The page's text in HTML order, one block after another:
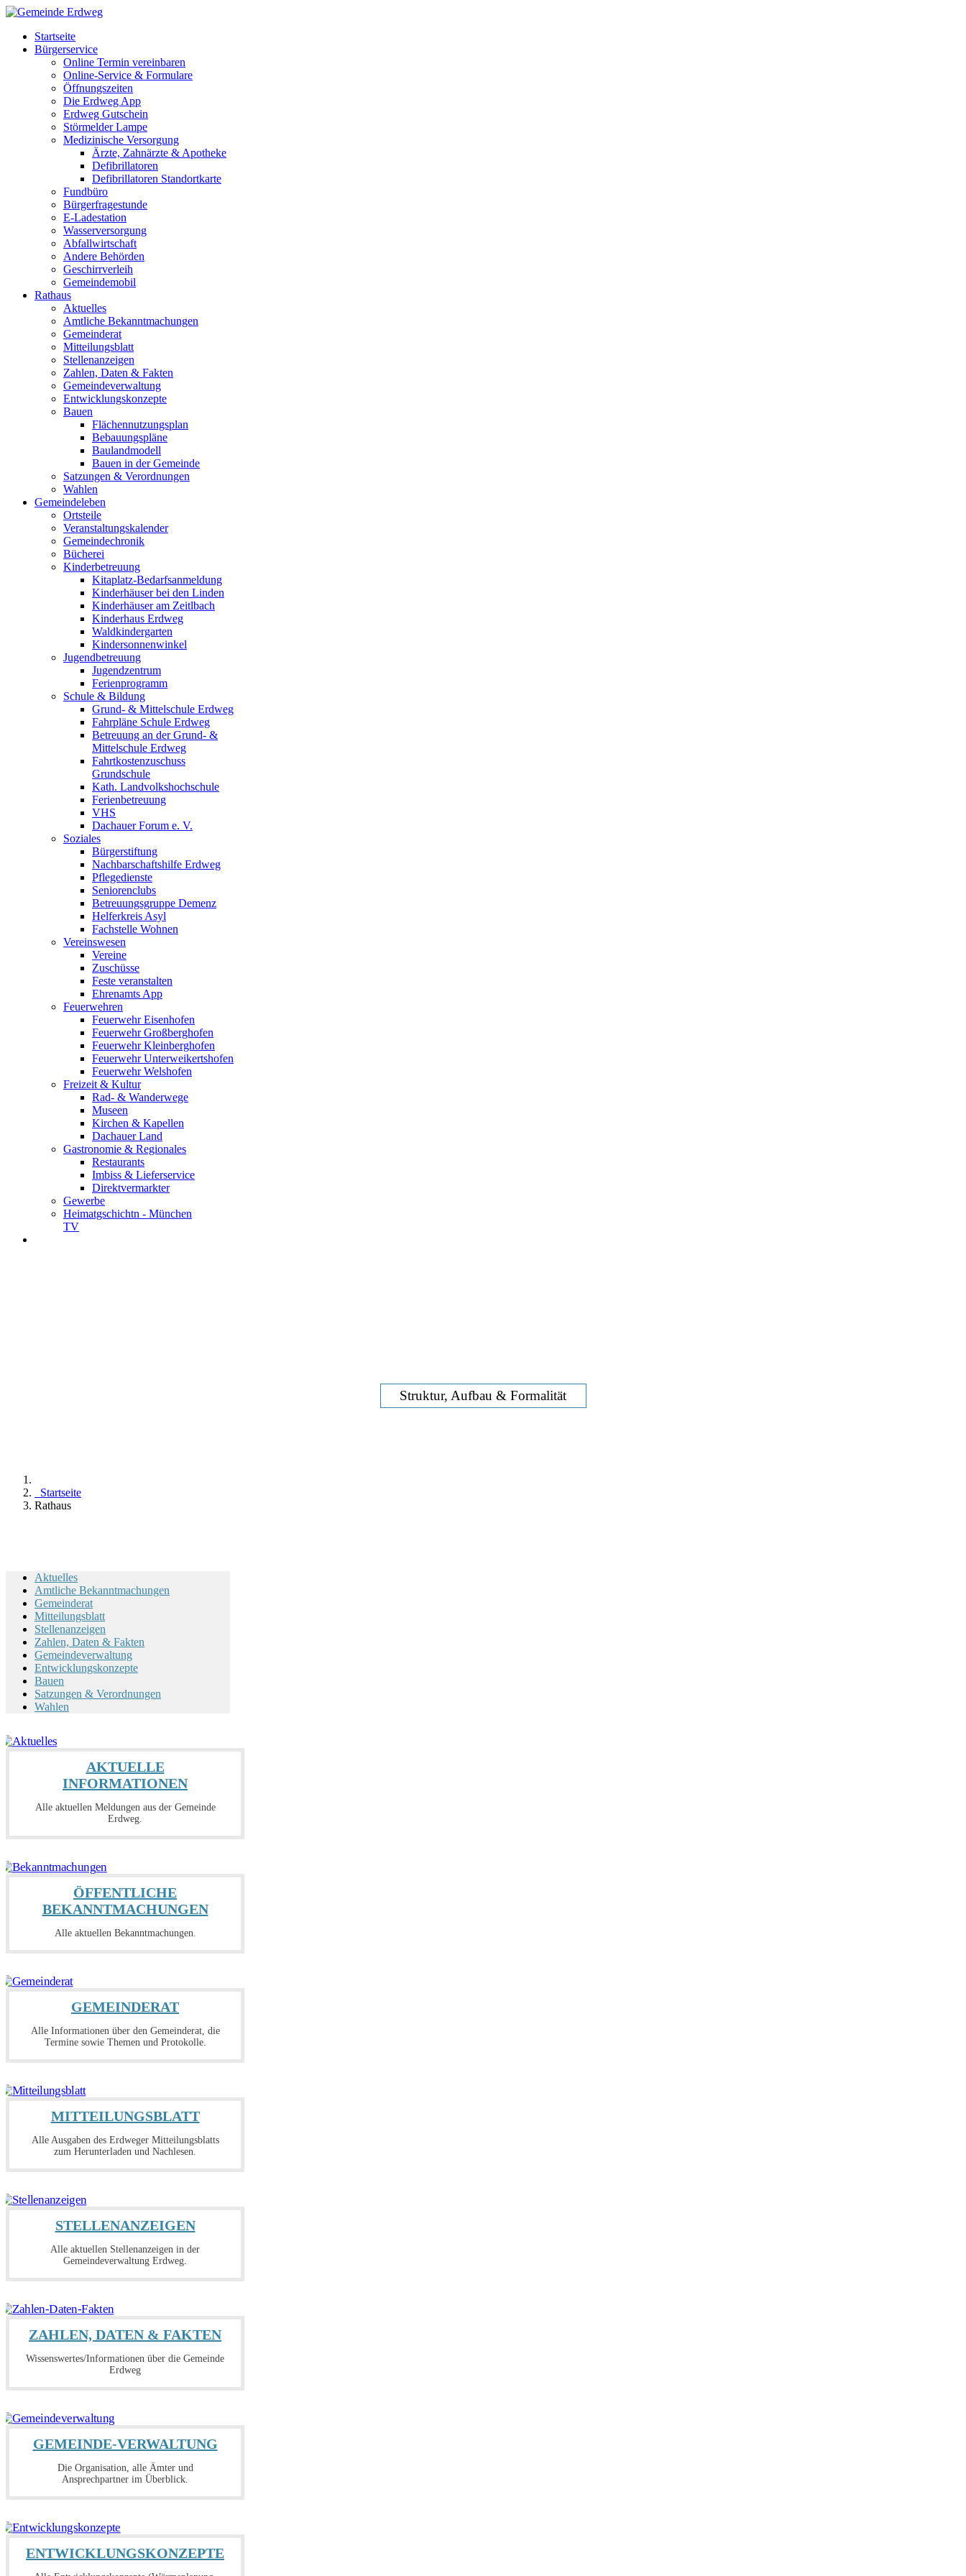
Startseite
Bürgerservice
Online Termin vereinbaren
Online-Service & Formulare
Öffnungszeiten
Die Erdweg App
Erdweg Gutschein
Störmelder Lampe
Medizinische Versorgung
Ärzte, Zahnärzte & Apotheke
Defibrillatoren
Defibrillatoren Standortkarte
Fundbüro
Bürgerfragestunde
E-Ladestation
Wasserversorgung
Abfallwirtschaft
Andere Behörden
Geschirrverleih
Gemeindemobil
Rathaus
Aktuelles
Amtliche Bekanntmachungen
Gemeinderat
Mitteilungsblatt
Stellenanzeigen
Zahlen, Daten & Fakten
Gemeindeverwaltung
Entwicklungskonzepte
Bauen
Flächennutzungsplan
Bebauungspläne
Baulandmodell
Bauen in der Gemeinde
Satzungen & Verordnungen
Wahlen
Gemeindeleben
Ortsteile
Veranstaltungskalender
Gemeindechronik
Bücherei
Kinderbetreuung
Kitaplatz-Bedarfsanmeldung
Kinderhäuser bei den Linden
Kinderhäuser am Zeitlbach
Kinderhaus Erdweg
Waldkindergarten
Kindersonnenwinkel
Jugendbetreuung
Jugendzentrum
Ferienprogramm
Schule & Bildung
Grund- & Mittelschule Erdweg
Fahrpläne Schule Erdweg
Betreuung an der Grund- &
Mittelschule Erdweg
Fahrtkostenzuschuss
Grundschule
Kath. Landvolkshochschule
Ferienbetreuung
VHS
Dachauer Forum e. V.
Soziales
Bürgerstiftung
Nachbarschaftshilfe Erdweg
Pflegedienste
Seniorenclubs
Betreuungsgruppe Demenz
Helferkreis Asyl
Fachstelle Wohnen
Vereinswesen
Vereine
Zuschüsse
Feste veranstalten
Ehrenamts App
Feuerwehren
Feuerwehr Eisenhofen
Feuerwehr Großberghofen
Feuerwehr Kleinberghofen
Feuerwehr Unterweikertshofen
Feuerwehr Welshofen
Freizeit & Kultur
Rad- & Wanderwege
Museen
Kirchen & Kapellen
Dachauer Land
Gastronomie & Regionales
Restaurants
Imbiss & Lieferservice
Direktvermarkter
Gewerbe
Heimatgschichtn - München
TV
Struktur, Aufbau & Formalität
Startseite
Rathaus
Aktuelles
Amtliche Bekanntmachungen
Gemeinderat
Mitteilungsblatt
Stellenanzeigen
Zahlen, Daten & Fakten
Gemeindeverwaltung
Entwicklungskonzepte
Bauen
Satzungen & Verordnungen
Wahlen
AKTUELLE
INFORMATIONEN
Alle aktuellen Meldungen aus der Gemeinde
Erdweg.
ÖFFENTLICHE
BEKANNTMACHUNGEN
Alle aktuellen Bekanntmachungen.
GEMEINDERAT
Alle Informationen über den Gemeinderat, die
Termine sowie Themen und Protokolle.
MITTEILUNGSBLATT
Alle Ausgaben des Erdweger Mitteilungsblatts
zum Herunterladen und Nachlesen.
STELLENANZEIGEN
Alle aktuellen Stellenanzeigen in der
Gemeindeverwaltung Erdweg.
ZAHLEN, DATEN & FAKTEN
Wissenswertes/Informationen über die Gemeinde
Erdweg
GEMEINDE-VERWALTUNG
Die Organisation, alle Ämter und
Ansprechpartner im Überblick.
ENTWICKLUNGSKONZEPTE